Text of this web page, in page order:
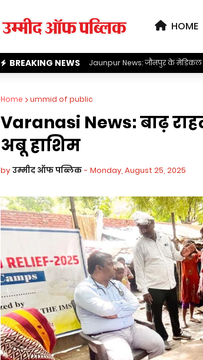
HOME
BREAKING NEWS गरीबी से लड़ते-लड़ते इस कम्प्यूटर
Home ummid of public
Varanasi News: बाढ़
अबू हाशिम
by उम्मीद ऑफ पब्लिक - Monday, August 25, 2025